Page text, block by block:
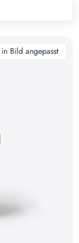
Bild angepasst